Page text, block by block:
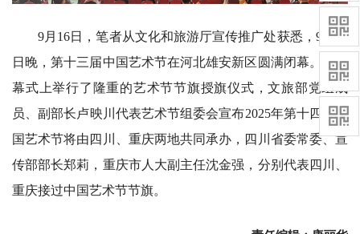
9月16日，笔者从文化和旅游厅宣传推广处获悉，9月15
日晚，第十三届中国艺术节在河北雄安新区圆满闭幕。在闭
幕式上举行了隆重的艺术节节旗授旗仪式，文旅部党组成
员、副部长卢映川代表艺术节组委会宣布2025年第十四届中
国艺术节将由四川、重庆两地共同承办，四川省委常委、宣
传部部长郑莉，重庆市人大副主任沈金强，分别代表四川、
重庆接过中国艺术节节旗。